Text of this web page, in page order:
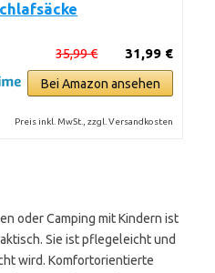
31,99 €
35,99 €
Bei Amazon ansehen
Preis inkl. MwSt., zzgl. Versandkosten
oder Camping mit Kindern ist
Sie ist pflegeleicht und
wird. Komfortorientierte